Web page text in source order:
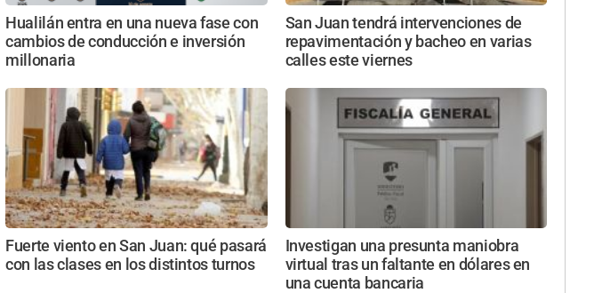
Hualilán entra en una nueva fase con
cambios de conducción e inversión
millonaria
San Juan tendrá intervenciones de
repavimentación y bacheo en varias
calles este viernes
Fuerte viento en San Juan: qué pasará
con las clases en los distintos turnos
Investigan una presunta maniobra
virtual tras un faltante en dólares en
una cuenta bancaria